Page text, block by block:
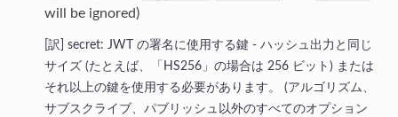
will be ignored)
secret: JWT の署名に使用する鍵 - ハッシュ出力と同じ
サイズ (たとえば、「HS256」の場合は 256 ビット) または
それ以上の鍵を使用する必要があります。 (アルゴリズム、
サブスクライブ、パブリッシュ以外のすべてのオプション